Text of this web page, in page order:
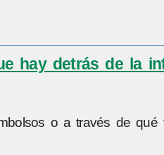
hay detrás de la
o a través de qué